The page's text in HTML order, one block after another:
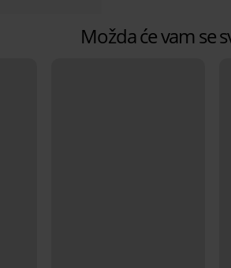
Možda će vam se